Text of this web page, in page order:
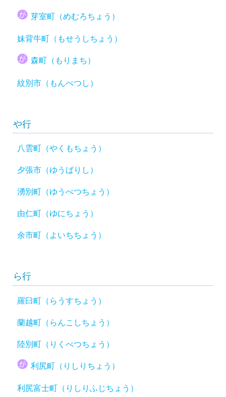
芽室町（めむろちょう）
妹背牛町（もせうしちょう）
森町（もりまち）
紋別市（もんべつし）
や行
八雲町（やくもちょう）
夕張市（ゆうばりし）
湧別町（ゆうべつちょう）
由仁町（ゆにちょう）
余市町（よいちちょう）
ら行
羅臼町（らうすちょう）
蘭越町（らんこしちょう）
陸別町（りくべつちょう）
利尻町（りしりちょう）
利尻富士町（りしりふじちょう）